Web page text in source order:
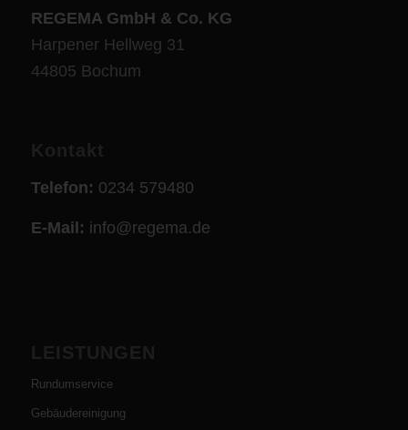
REGEMA GmbH & Co. KG
Harpener Hellweg 31
44805 Bochum
Telefon: 0234 579480
E-Mail: info@regema.de
Rundumservice
Gebäudereinigung